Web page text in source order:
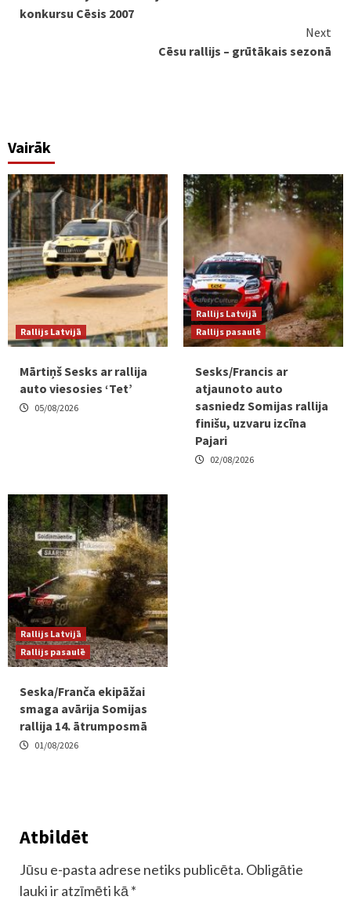
konkursu Cēsis 2007
Next
Cēsu rallijs – grūtākais sezonā
Vairāk
Rallijs Latvijā
Mārtiņš Sesks ar rallija
auto viesosies ‘Tet’
05/08/2026
Rallijs Latvijā
Rallijs pasaulē
Sesks/Francis ar
atjaunoto auto
sasniedz Somijas rallija
finišu, uzvaru izcīna
Pajari
02/08/2026
Rallijs Latvijā
Rallijs pasaulē
Seska/Franča ekipāžai
smaga avārija Somijas
rallija 14. ātrumposmā
01/08/2026
Atbildēt
Jūsu e-pasta adrese netiks publicēta. Obligātie
lauki ir atzīmēti kā *